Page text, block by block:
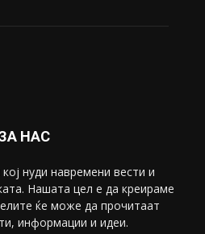
НАС
нуди навремени вести и
Нашата цел е да креираме
ќе може да прочитаат
информации и идеи.